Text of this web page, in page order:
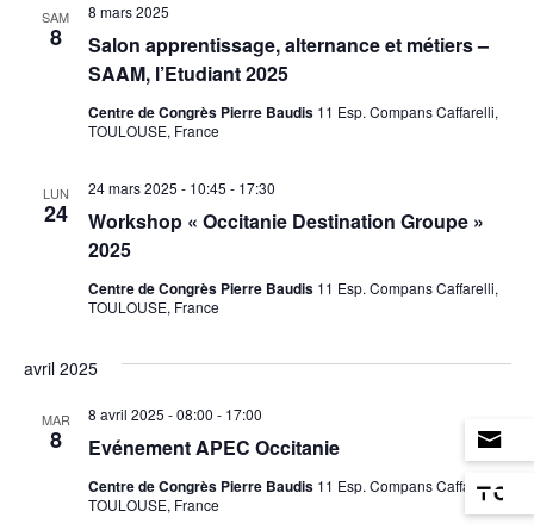
SAM
8
Salon apprentissage, alternance et métiers –
SAAM, l’Etudiant 2025
8 mars 2025
Centre de Congrès Pierre Baudis 11 Esp. Compans Caffarelli,
TOULOUSE, France
LUN
24
Workshop « Occitanie Destination Groupe »
2025
24 mars 2025 - 10:45 - 17:30
Centre de Congrès Pierre Baudis 11 Esp. Compans Caffarelli,
TOULOUSE, France
avril 2025
MAR
8 Evénement APEC Occitanie
8 avril 2025 - 08:00 - 17:00
Centre de Congrès Pierre Baudis 11 Esp. Compans Caffarelli,
TOULOUSE, France